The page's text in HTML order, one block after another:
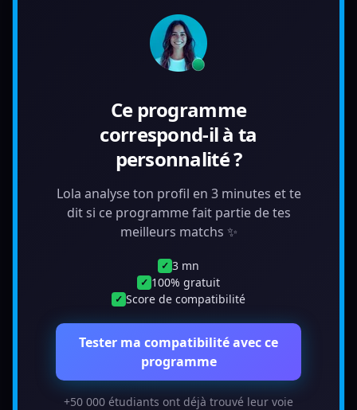
Ce programme
correspond-il à ta
personnalité ?
Lola analyse ton profil en 3 minutes et te
dit si ce programme fait partie de tes
meilleurs matchs ✨
✓ 3 mn
✓ 100% gratuit
✓ Score de compatibilité
Tester ma compatibilité avec ce
programme
+50 000 étudiants ont déjà trouvé leur voie